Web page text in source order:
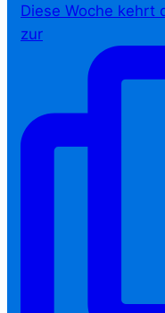
Diese Woche kehrt
zur